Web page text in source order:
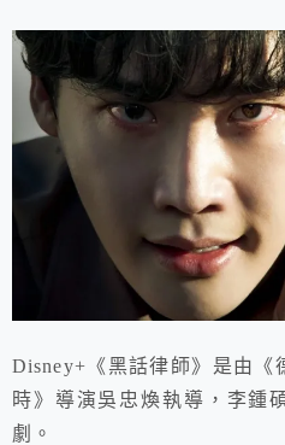
Disney+《黑話律師》是由《
時》導演吳忠煥執導，李鍾
劇。